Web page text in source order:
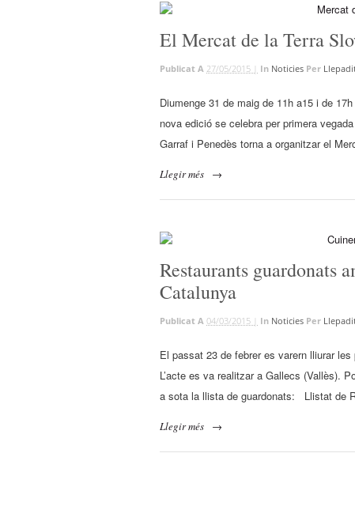
El Mercat de la Terra
Publicat A 27/05/2015 | In Noticies Per
Diumenge 31 de maig de 11h a15 i de
nova edició se celebra per primera
Garraf i Penedès torna a organitzar el
Llegir més →
Restaurants guardonats
Catalunya
Publicat A 04/03/2015 | In Noticies Per
El passat 23 de febrer es varern lliurar
L’acte es va realitzar a Gallecs (Vallès).
a sota la llista de guardonats: Llistat de
Llegir més →